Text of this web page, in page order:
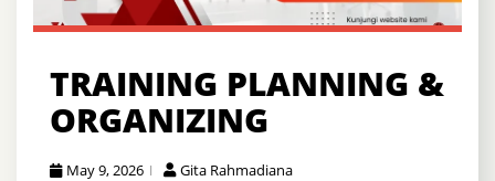
TRAINING PLANNING &
ORGANIZING
May 9, 2026
Gita Rahmadiana